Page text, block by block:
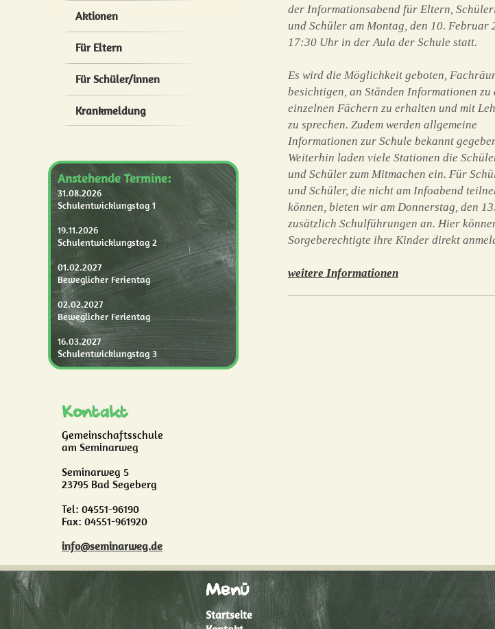
Aktionen
Für Eltern
Für Schüler/innen
Krankmeldung
Anstehende Termine:
31.08.2026
Schulentwicklungstag 1
19.11.2026
Schulentwicklungstag 2
01.02.2027
Beweglicher Ferientag
02.02.2027
Beweglicher Ferientag
16.03.2027
Schulentwicklungstag 3
Kontakt
Gemeinschaftsschule
am Seminarweg
Seminarweg 5
23795 Bad Segeberg
Tel: 04551-96190
Fax: 04551-961920
info@seminarweg.de
der Informationsabend für Eltern,
und Schüler am Montag, den 10. Februar
17:30 Uhr in der Aula der Schule statt.
Es wird die Möglichkeit geboten,
besichtigen, an Ständen Informationen zu
einzelnen Fächern zu erhalten und mit
zu sprechen. Zudem werden allgemeine
Informationen zur Schule bekannt
Weiterhin laden viele Stationen die
und Schüler zum Mitmachen ein. Für
und Schüler, die nicht am Infoabend
können, bieten wir am Donnerstag, den
zusätzlich Schulführungen an. Hier
Sorgeberechtigte ihre Kinder direkt
weitere Informationen
Menü
Startseite